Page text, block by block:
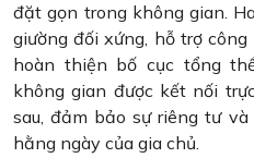
đặt gọn trong không gian.
giường đối xứng, hỗ trợ
hoàn thiện bố cục tổng
không gian được kết nối
sau, đảm bảo sự riêng tư
hằng ngày của gia chủ.